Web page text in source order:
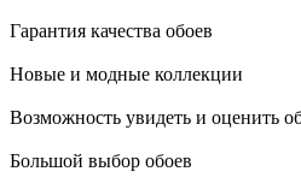
Гарантия качества обоев
Новые и модные коллекции
Возможность увидеть и оценить
Большой выбор обоев